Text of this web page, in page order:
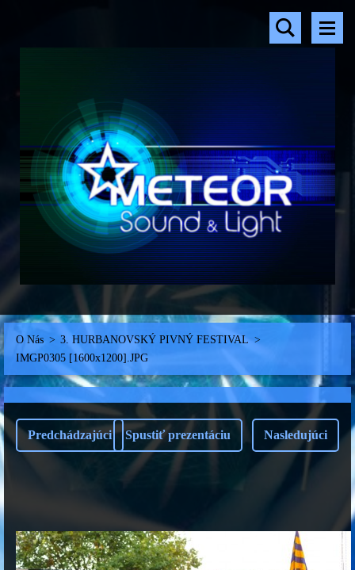
O Nás > 3. HURBANOVSKÝ PIVNÝ FESTIVAL >
IMGP0305 [1600x1200].JPG
Predchádzajúci Spustiť prezentáciu Nasledujúci